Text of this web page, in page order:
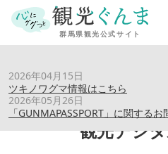
2026年04月15日
ツキノワグマ情報はこちら
2026年05月26日
「GUNMAPASSPORT」に関する
観光デジ